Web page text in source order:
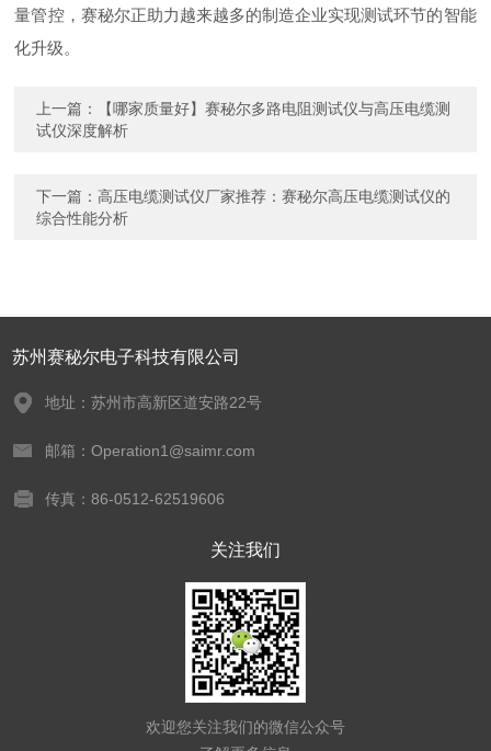
量管控，赛秘尔正助力越来越多的制造企业实现测试环节的智能
化升级。
上一篇：
【哪家质量好】赛秘尔多路电阻测试仪与高压电缆测
试仪深度解析
下一篇：高压电缆测试仪厂家推荐：赛秘尔高压电缆测试仪的
综合性能分析
苏州赛秘尔电子科技有限公司
地址：苏州市高新区道安路22号
邮箱：Operation1@saimr.com
传真：86-0512-62519606
关注我们
欢迎您关注我们的微信公众号